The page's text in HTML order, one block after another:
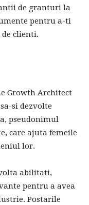
de granturi la
pentru a-ti
de clienti.
Growth Architect
si dezvolte
pseudonimul
care ajuta femeile
lor.
abilitati,
pentru a avea
Postarile